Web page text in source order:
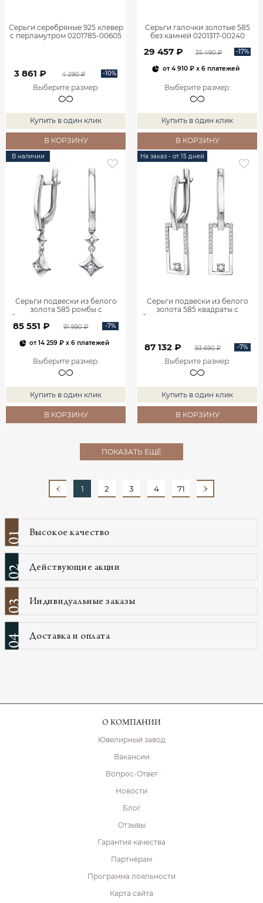
Серьги серебряные 925 клевер
с перламутром 0201785-00605
3 861 ₽ 4 290 ₽ -10%
Выберите размер:
Купить в один клик
В КОРЗИНУ
Серьги галочки золотые 585
без камней 0201317-00240
29 457 ₽ 35 490 ₽ -17%
от4 910 ₽x 6 платежей
Выберите размер:
Купить в один клик
В КОРЗИНУ
В наличии
Серьги подвески из белого
золота 585 ромбы с
бриллиантами 0201935-00002
85 551 ₽ 91 990 ₽ -7%
от14 259 ₽ x 6 платежей
Выберите размер:
Купить в один клик
В КОРЗИНУ
На заказ - от 15 дней
Серьги подвески из белого
золота 585 квадраты с
бриллиантами 0201940-00002
87 132 ₽ 93 690 ₽ -7%
Выберите размер:
Купить в один клик
В КОРЗИНУ
ПОКАЗАТЬ ЕЩЁ
1 2 3 4 71
01 Высокое качество
02 Действующие акции
03 Индивидуальные заказы
04 Доставка и оплата
О КОМПАНИИ
Ювелирный завод
Вакансии
Вопрос-Ответ
Новости
Блог
Отзывы
Гарантия качества
Партнёрам
Программа лояльности
Карта сайта